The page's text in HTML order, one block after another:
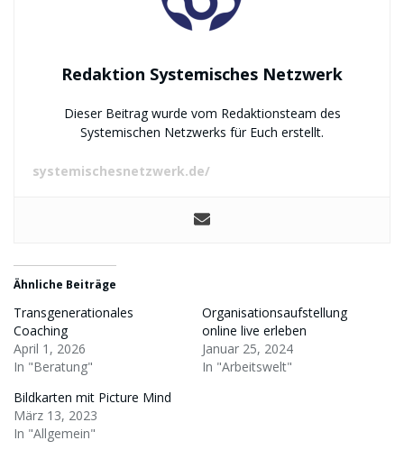
Redaktion Systemisches Netzwerk
Dieser Beitrag wurde vom Redaktionsteam des
Systemischen Netzwerks für Euch erstellt.
systemischesnetzwerk.de/
Ähnliche Beiträge
Transgenerationales
Coaching
April 1, 2026
In "Beratung"
Organisationsaufstellung
online live erleben
Januar 25, 2024
In "Arbeitswelt"
Bildkarten mit Picture Mind
März 13, 2023
In "Allgemein"